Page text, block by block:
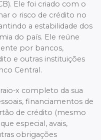
Ele foi criado com o
o risco de crédito no
a estabilidade dos
do país. Ele reúne
por bancos,
e outras instituições
Central.
x completo da sua
financiamentos de
de crédito (mesmo
especial, avais,
obrigações